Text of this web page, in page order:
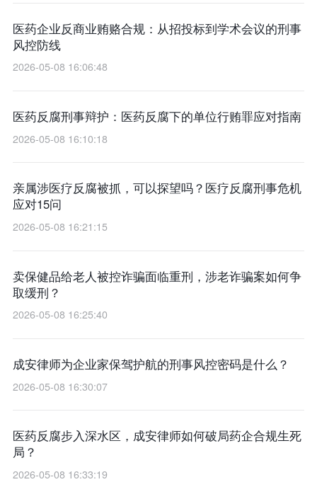
医药企业反商业贿赂合规：从招投标到学术会议的刑事
风控防线
2026-05-08 16:06:48
医药反腐刑事辩护：医药反腐下的单位行贿罪应对指南
2026-05-08 16:10:18
亲属涉医疗反腐被抓，可以探望吗？医疗反腐刑事危机
应对15问
2026-05-08 16:21:15
卖保健品给老人被控诈骗面临重刑，涉老诈骗案如何争
取缓刑？
2026-05-08 16:25:40
成安律师为企业家保驾护航的刑事风控密码是什么？
2026-05-08 16:30:07
医药反腐步入深水区，成安律师如何破局药企合规生死
局？
2026-05-08 16:33:19